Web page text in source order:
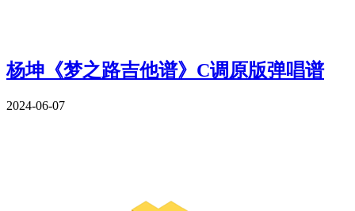
杨坤《梦之路吉他谱》C调原版弹唱谱
2024-06-07